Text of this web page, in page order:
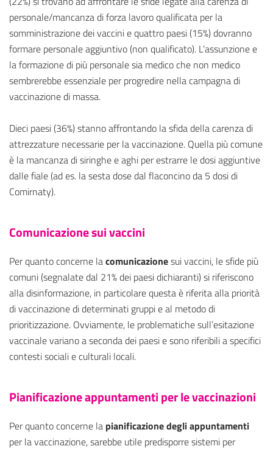
personale/mancanza di forza lavoro qualificata per la
somministrazione dei vaccini e quattro paesi (15%) dovranno
formare personale aggiuntivo (non qualificato). L’assunzione e
la formazione di più personale sia medico che non medico
sembrerebbe essenziale per progredire nella campagna di
vaccinazione di massa.
Dieci paesi (36%) stanno affrontando la sfida della carenza di
attrezzature necessarie per la vaccinazione. Quella più comune
è la mancanza di siringhe e aghi per estrarre le dosi aggiuntive
dalle fiale (ad es. la sesta dose dal flaconcino da 5 dosi di
Comirnaty).
Comunicazione sui vaccini
Per quanto concerne lacomunicazionesui vaccini, le sfide più
comuni (segnalate dal 21% dei paesi dichiaranti) si riferiscono
alla disinformazione, in particolare questa è riferita alla priorità
di vaccinazione di determinati gruppi e al metodo di
prioritizzazione. Ovviamente, le problematiche sull’esitazione
vaccinale variano a seconda dei paesi e sono riferibili a specifici
contesti sociali e culturali locali.
Pianificazione appuntamenti per le vaccinazioni
Per quanto concerne la pianificazione degli appuntamenti
per la vaccinazione, sarebbe utile predisporre sistemi per